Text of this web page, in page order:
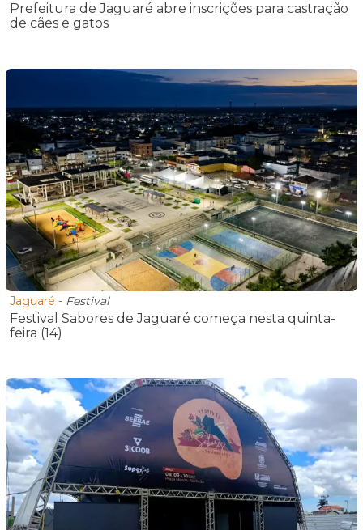
Prefeitura de Jaguaré abre inscrições para castração
de cães e gatos
Jaguaré - Festival
Festival Sabores de Jaguaré começa nesta quinta-
feira (14)